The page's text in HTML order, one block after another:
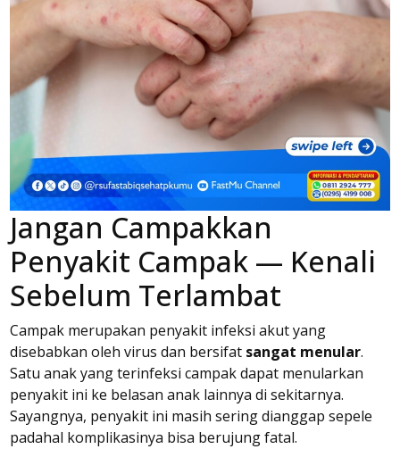
Jangan Campakkan
Penyakit Campak — Kenali
Sebelum Terlambat
Campak merupakan penyakit infeksi akut yang
disebabkan oleh virus dan bersifat sangat menular.
Satu anak yang terinfeksi campak dapat menularkan
penyakit ini ke belasan anak lainnya di sekitarnya.
Sayangnya, penyakit ini masih sering dianggap sepele
padahal komplikasinya bisa berujung fatal.